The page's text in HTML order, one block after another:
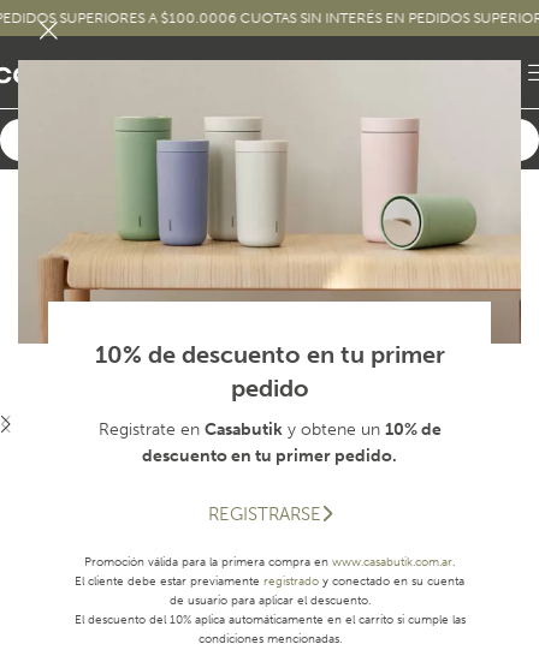
10% de descuento en tu primer
pedido
Registrate en Casabutiky obtene un 10% de
descuento en tu primer pedido.
REGISTRARSE
Promoción válida para la primera compra en www.casabutik.com.ar.
El cliente debe estar previamente registrado y conectado en su cuenta
de usuario para aplicar el descuento.
El descuento del 10% aplica automáticamente en el carrito si cumple las
condiciones mencionadas.
SUPERIORES A $100.0006 CUOTAS SIN INTERÉS EN PEDIDOS SUPERIORES